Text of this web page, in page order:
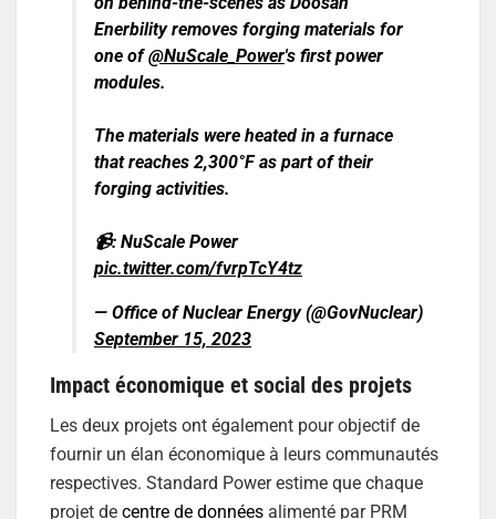
Enerbility removes forging materials for
one of@NuScale_Power's first power
modules.
The materials were heated in a furnace
that reaches 2,300°F as part of their
forging activities.
📹: NuScale Power
pic.twitter.com/fvrpTcY4tz
— Office of Nuclear Energy (@GovNuclear)
September 15, 2023
Impact économique et social des projets
Les deux projets ont également pour objectif de
fournir un élan économique à leurs communautés
respectives. Standard Power estime que chaque
projet de centre de données alimenté par PRM